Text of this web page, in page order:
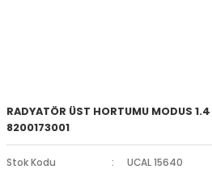
RADYATÖR ÜST HORTUMU MODUS
8200173001
Stok Kodu
UCAL 15640